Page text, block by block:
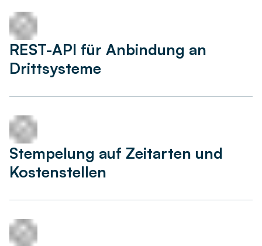
REST-API für Anbindung an
Drittsysteme
Stempelung auf Zeitarten und
Kostenstellen